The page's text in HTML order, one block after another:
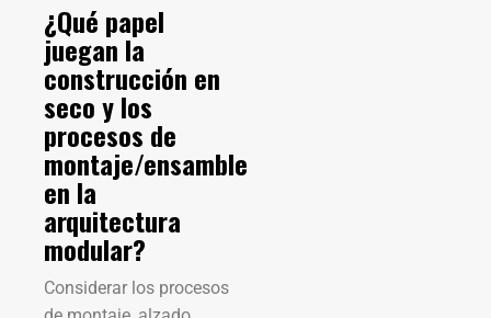
¿Qué papel
juegan la
construcción en
seco y los
procesos de
montaje/ensamble
en la
arquitectura
modular?
Considerar los procesos